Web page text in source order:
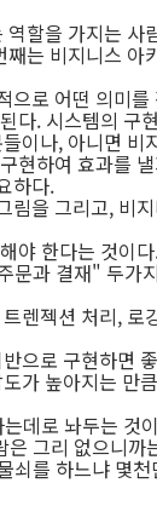
할을 가지는 사
는 비지니스 아
로 어떤 의미
다. 시스템의 구
이나, 아니면 비
현하여 효과를
하다.
을 그리고, 비
야 한다는 것이
문과 결재" 두가
렌젝션 처리, 로
으로 구현하면
가 높아지는 만
데로 놔두는 것
그리 없으니까
쇠를 하느냐 몇